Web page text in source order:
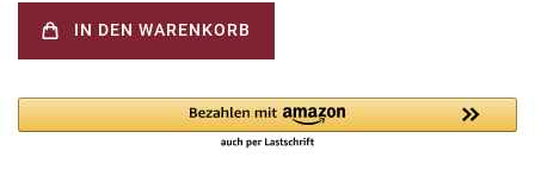
IN DEN WARENKORB